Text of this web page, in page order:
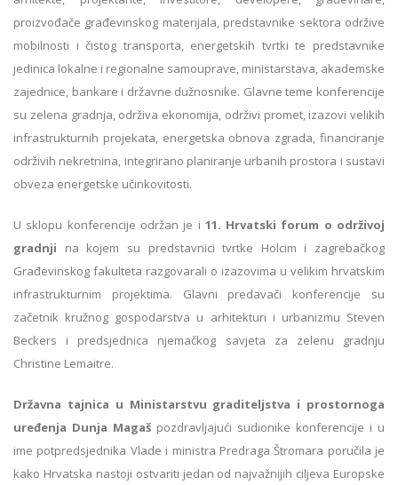
proizvođače građevinskog materijala, predstavnike sektora održive
mobilnosti i čistog transporta, energetskih tvrtki te predstavnike
jedinica lokalne i regionalne samouprave, ministarstava, akademske
zajednice, bankare i državne dužnosnike. Glavne teme konferencije
su zelena gradnja, održiva ekonomija, održivi promet, izazovi velikih
infrastrukturnih projekata, energetska obnova zgrada, financiranje
održivih nekretnina, integrirano planiranje urbanih prostora i sustavi
obveza energetske učinkovitosti.
U sklopu konferencije održan je i 11. Hrvatski forum o održivoj
gradnji na kojem su predstavnici tvrtke Holcim i zagrebačkog
Građevinskog fakulteta razgovarali o izazovima u velikim hrvatskim
infrastrukturnim projektima. Glavni predavači konferencije su
začetnik kružnog gospodarstva u arhitekturi i urbanizmu Steven
Beckers i predsjednica njemačkog savjeta za zelenu gradnju
Christine Lemaitre.
Državna tajnica u Ministarstvu graditeljstva i prostornoga
uređenja Dunja Magaš pozdravljajući sudionike konferencije i u
ime potpredsjednika Vlade i ministra Predraga Štromara poručila je
kako Hrvatska nastoji ostvariti jedan od najvažnijih ciljeva Europske